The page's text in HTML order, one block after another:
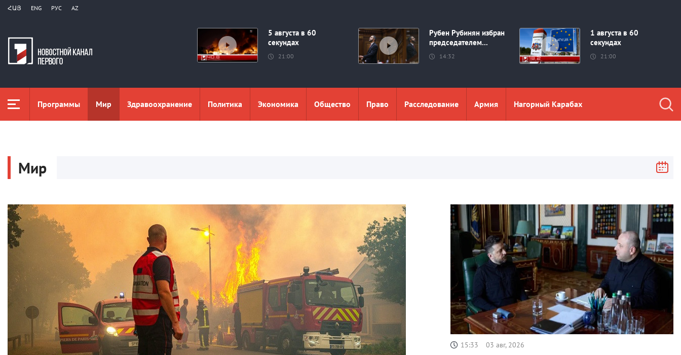
ՀԱՅ ENG РУС AZ
5 августа в 60
секундах
21:00
Рубен Рубинян избран
председателем...
14:32
1 августа в 60
секундах
21:00
Программы Мир Здравоохранение Политика Экономика Общество Право Расследование Aрмия Нагорный Карабах
Мир
15:33 03 авг, 2026